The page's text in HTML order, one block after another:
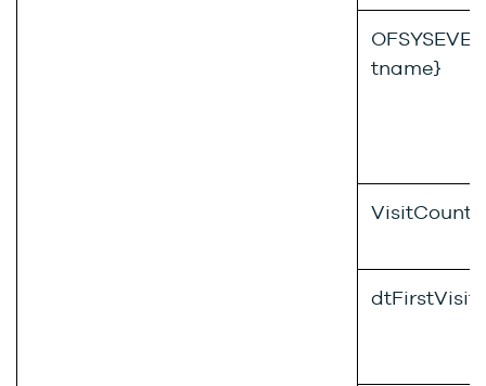
tname}
VisitCount
dtFirstVisit